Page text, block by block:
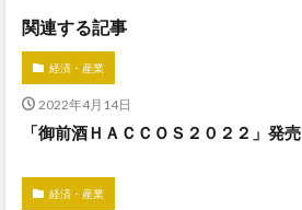
関連する記事
経済・産業
2022年4月14日
「御前酒ＨＡＣＣＯＳ２０２２」発売
経済・産業